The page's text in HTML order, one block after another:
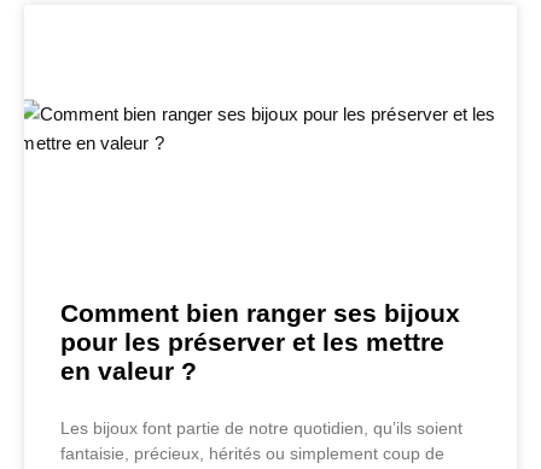
Comment bien ranger ses bijoux
pour les préserver et les mettre
en valeur ?
Les bijoux font partie de notre quotidien, qu’ils soient
fantaisie, précieux, hérités ou simplement coup de